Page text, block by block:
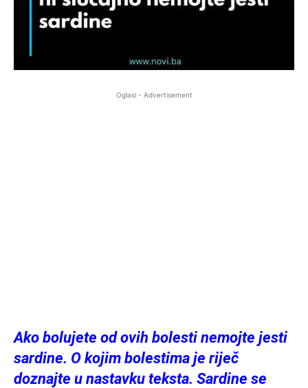
Oglasi - Advertisement
Ako bolujete od ovih bolesti nemojte jesti
sardine. O kojim bolestima je riječ
doznajte u nastavku teksta. Sardine se